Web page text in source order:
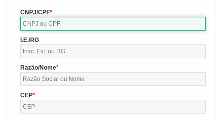
CNPJ/CPF
I.E./RG
Razão/Nome
CEP